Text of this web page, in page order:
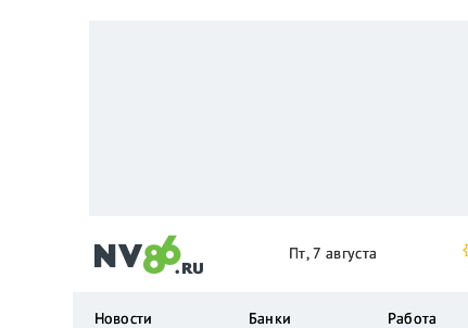
Пт, 7 августа
Новости Банки Работа